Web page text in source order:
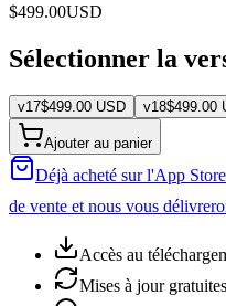
$499.00USD
Sélectionner la
v17$499.00 USD v18$499.00
Ajouter au panier
Déjà acheté sur l'App
de vente et nous vous
Accès au
Mises à jour